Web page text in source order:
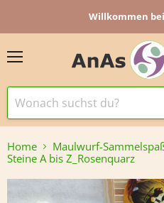
Willkommen
Home
Maulwurf-
Steine A bis Z_Rosenquarz